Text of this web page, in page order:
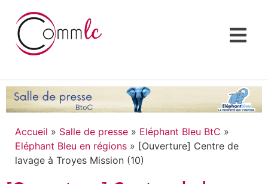
Accueil » Salle de presse » Eléphant Bleu BtC »
Eléphant Bleu en régions » [Ouverture] Centre de
lavage à Troyes Mission (10)